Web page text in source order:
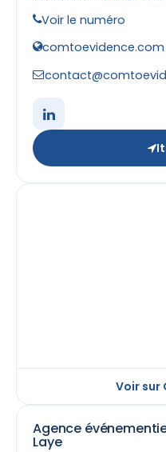
Voir le numéro
comtoevidence.com
Voir sur
Agence
Laye